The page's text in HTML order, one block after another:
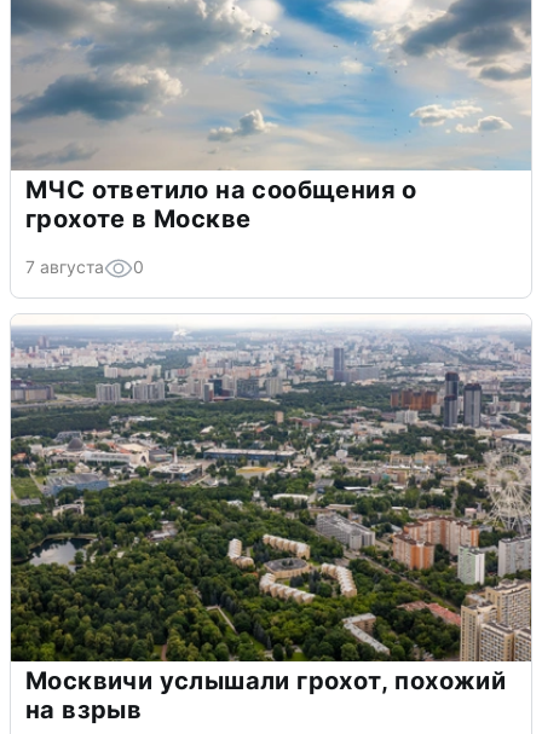
МЧС ответило на сообщения о
грохоте в Москве
7 августа 0
Москвичи услышали грохот, похожий
на взрыв